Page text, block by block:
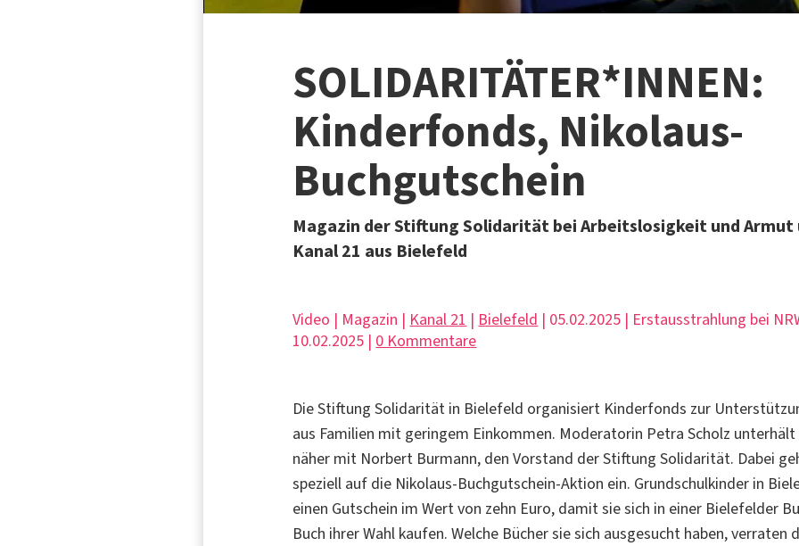
SOLIDARITÄTER*INNEN:
Kinderfonds, Nikolaus-
Buchgutschein
Magazin der Stiftung Solidarität bei Arbeitslosigkeit und Armut
Kanal 21 aus Bielefeld
Video | Magazin | Kanal 21 | Bielefeld | 05.02.2025 | Erstausstrahlung bei
10.02.2025 | 0 Kommentare
Die Stiftung Solidarität in Bielefeld organisiert Kinderfonds zur
aus Familien mit geringem Einkommen. Moderatorin Petra Scholz unterhält
näher mit Norbert Burmann, den Vorstand der Stiftung Solidarität. Dabei
speziell auf die Nikolaus-Buchgutschein-Aktion ein. Grundschulkinder in
einen Gutschein im Wert von zehn Euro, damit sie sich in einer Bielefelder
Buch ihrer Wahl kaufen. Welche Bücher sie sich ausgesucht haben, verraten